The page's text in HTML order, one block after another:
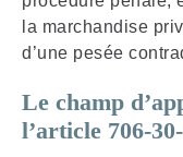
la marchandise
d’une pesée
Le champ
l’article 706-